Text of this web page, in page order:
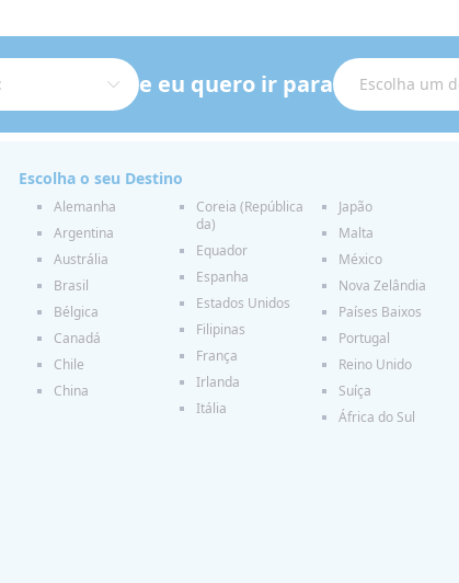
e eu quero ir para
Escolha o seu Destino
Alemanha
Argentina
Austrália
Brasil
Bélgica
Canadá
Chile
China
Coreia (República
da)
Equador
Espanha
Estados Unidos
Filipinas
França
Irlanda
Itália
Japão
Malta
México
Nova Zelândia
Países Baixos
Portugal
Reino Unido
Suíça
África do Sul